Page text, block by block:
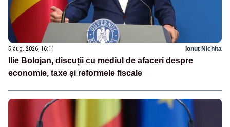
5 aug. 2026, 16:11 Ionuț Nichita
Ilie Bolojan, discuții cu mediul de afaceri despre
economie, taxe și reformele fiscale